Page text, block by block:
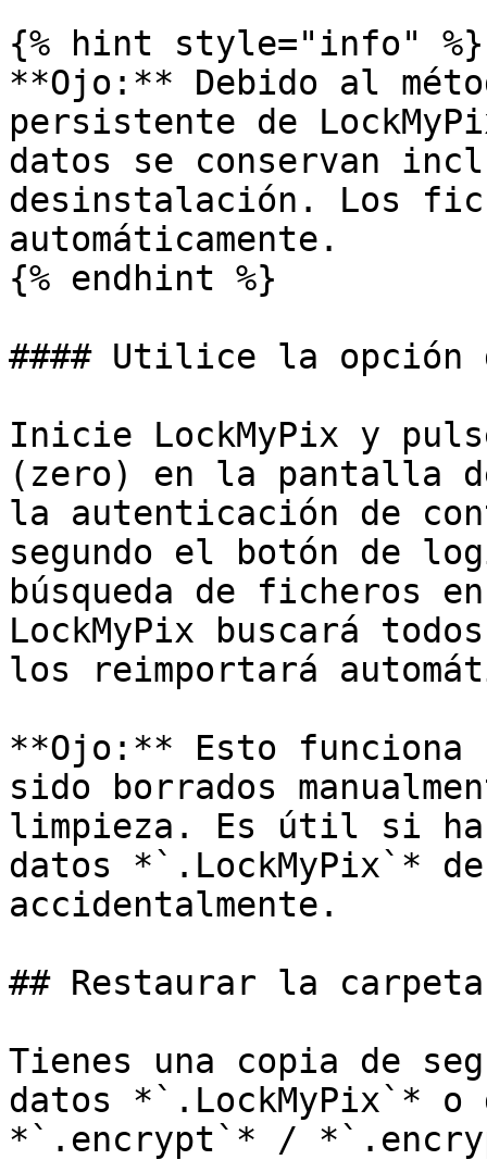
{% hint style="info" %}
**Ojo:** Debido al
persistente de
datos se conservan
desinstalación. Los
automáticamente.
{% endhint %}
#### Utilice la opción
Inicie LockMyPix y
(zero) en la pantalla
la autenticación de
segundo el botón de
búsqueda de ficheros
LockMyPix buscará
los reimportará
**Ojo:** Esto
sido borrados
limpieza. Es útil si
datos *`.LockMyPix`*
accidentalmente.
## Restaurar la
Tienes una copia de
datos *`.LockMyPix`* o
*`.encrypt`* /